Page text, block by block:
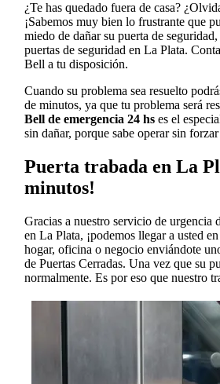
¿Te has quedado fuera de casa?
¡Sabemos muy bien lo frustrante que
miedo de dañar su puerta de
puertas de seguridad en La Plata.
Bell a tu disposición.
Cuando su problema sea resuelto
de minutos, ya que tu problema será
Bell de emergencia 24 hs es el
sin dañar, porque sabe operar sin
Puerta trabada en La
minutos!
Gracias a nuestro servicio de urgencia
en La Plata, ¡podemos llegar a usted
hogar, oficina o negocio enviándote
de Puertas Cerradas. Una vez que su
normalmente. Es por eso que nuestro